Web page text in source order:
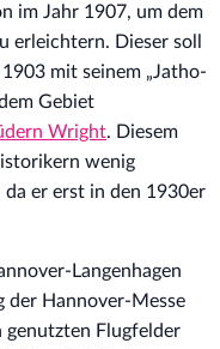
im Jahr 1907, um dem
erleichtern. Dieser soll
mit seinem „Jatho-
Gebiet
Wright. Diesem
wenig
er erst in den 1930er
Langenhagen
der Hannover-Messe
genutzten Flugfelder